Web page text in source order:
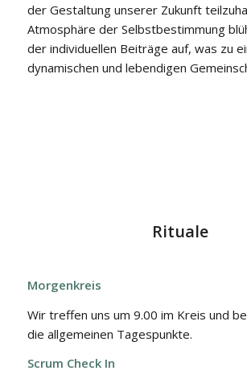
der Gestaltung unserer Zukunft
Atmosphäre der Selbstbestimmung
der individuellen Beiträge auf, was zu
dynamischen und lebendigen
Rituale
Morgenkreis
Wir treffen uns um 9.00 im Kreis und
die allgemeinen Tagespunkte.
Scrum Check In